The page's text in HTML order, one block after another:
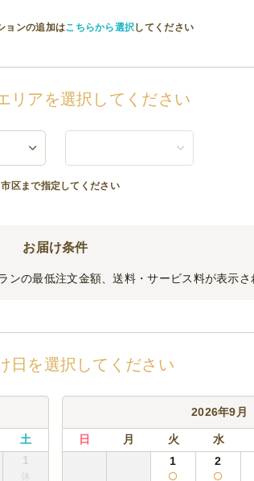
たご予算に合わせてソムリエがお選びすることも可能
たご予算に合わせてソムリエがお選びすることも可能
たご予算に合わせてソムリエがお選びすることも可能
お気軽にご相談ください。
ョンの追加はこちらから選択してください
リアを選択してください
区まで指定してください
お届け条件
ンの最低注文金額、送料・サービス料が表示さ
日を選択してください
土
1
2026年9月
日 月 火 水
1
2